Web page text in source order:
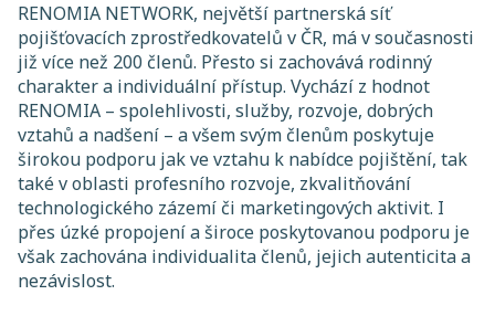
RENOMIA NETWORK, největší partnerská síť
pojišťovacích zprostředkovatelů v ČR, má v současnosti
již více než 200 členů. Přesto si zachovává rodinný
charakter a individuální přístup. Vychází z hodnot
RENOMIA – spolehlivosti, služby, rozvoje, dobrých
vztahů a nadšení – a všem svým členům poskytuje
širokou podporu jak ve vztahu k nabídce pojištění, tak
také v oblasti profesního rozvoje, zkvalitňování
technologického zázemí či marketingových aktivit. I
přes úzké propojení a široce poskytovanou podporu je
však zachována individualita členů, jejich autenticita a
nezávislost.